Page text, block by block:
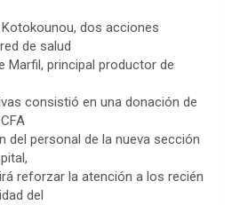
Kotokounou, dos acciones
de salud
Marfil, principal productor de
consistió en una donación de
del personal de la nueva sección
reforzar la atención a los recién
del